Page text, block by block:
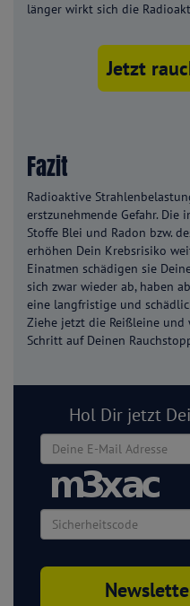
länger wirkt sich die
Jetzt
Fazit
Radioaktive
erstzunehmende Gefahr.
Stoffe Blei und Radon bzw.
erhöhen Dein Krebsrisiko
Einatmen schädigen sie
sich zwar wieder ab, haben
eine langfristige und
Ziehe jetzt die Reißleine
Schritt auf Deinen
Hol Dir jetzt